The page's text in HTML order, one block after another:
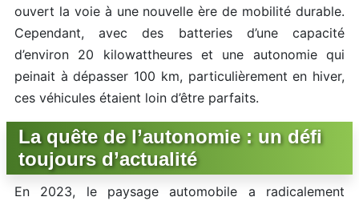
ouvert la voie à une nouvelle ère de mobilité durable.
Cependant, avec des batteries d’une capacité
d’environ 20 kilowattheures et une autonomie qui
peinait à dépasser 100 km, particulièrement en hiver,
ces véhicules étaient loin d’être parfaits.
La quête de l’autonomie : un défi
toujours d’actualité
En 2023, le paysage automobile a radicalement